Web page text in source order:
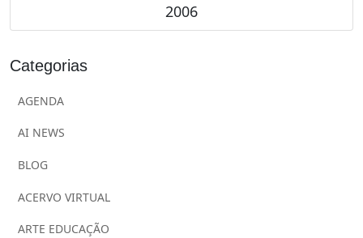
2006
Categorias
AGENDA
AI NEWS
BLOG
ACERVO VIRTUAL
ARTE EDUCAÇÃO